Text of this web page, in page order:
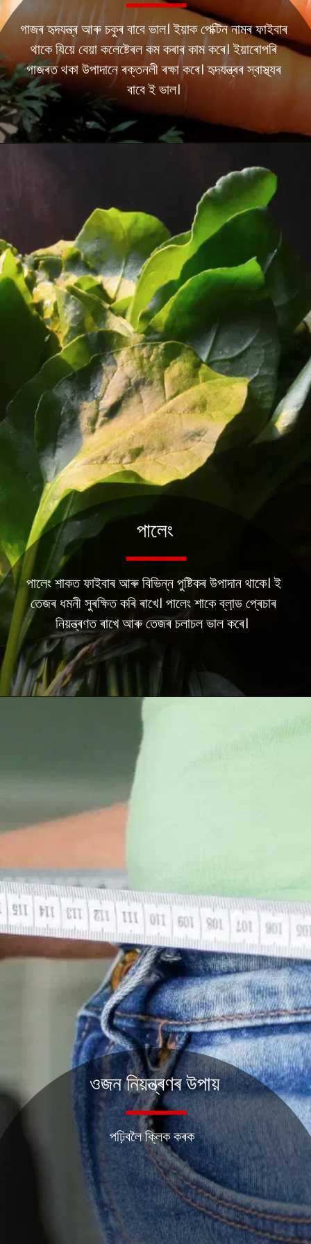
গাজৰ হৃদযন্ত্ৰ আৰু চকুৰ বাবে ভাল। ইয়াক পেক্টিন নামৰ ফাইবাৰ
থাকে যিয়ে বেয়া কলেষ্টেৰল কম কৰাৰ কাম কৰে। ইয়াৰোপৰি
গাজৰত থকা উপাদানে ৰক্তনলী ৰক্ষা কৰে। হৃদযন্ত্ৰৰ স্বাস্থ্যৰ
বাবে ই ভাল।
পালেং শাকত ফাইবাৰ আৰু বিভিন্ন পুষ্টিকৰ উপাদান থাকে। ই
তেজৰ ধমনী সুৰক্ষিত কৰি ৰাখে। পালেং শাকে ব্লা়ড প্ৰেচাৰ
নিয়ন্ত্ৰণত ৰাখে আৰু তেজৰ চলাচল ভাল কৰে।
পালেং
পঢ়িবলৈ ক্লিক কৰক
ওজন নিয়ন্ত্ৰণৰ উপায়